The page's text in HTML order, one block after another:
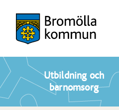
Utbildning och
barnomsorg